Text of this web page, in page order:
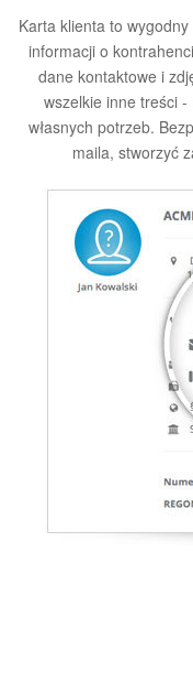
Karta klienta to
informacji o
dane kontaktowe i
wszelkie inne treści
własnych potrzeb.
maila, stworzyć